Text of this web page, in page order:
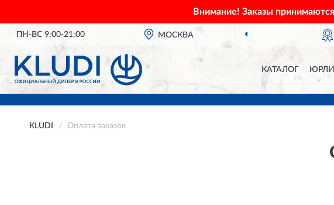
Внимание! Заказы
ПН-ВС 9:00-21:00 МОСКВА
КАТАЛОГ
KLUDI Оплата заказов